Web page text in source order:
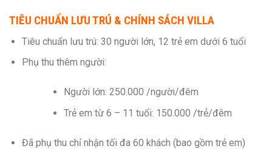
TIÊU CHUẨN LƯU TRÚ & CHÍNH SÁCH VILLA
Tiêu chuẩn lưu trú: 30 người lớn, 12 trẻ em dưới 6 tuổi
Phụ thu thêm người:
Người lớn: 250.000 /người/đêm
Trẻ em từ 6 – 11 tuổi: 150.000 /trẻ/đêm
Đã phụ thu chỉ nhận tối đa 60 khách (bao gồm trẻ em)